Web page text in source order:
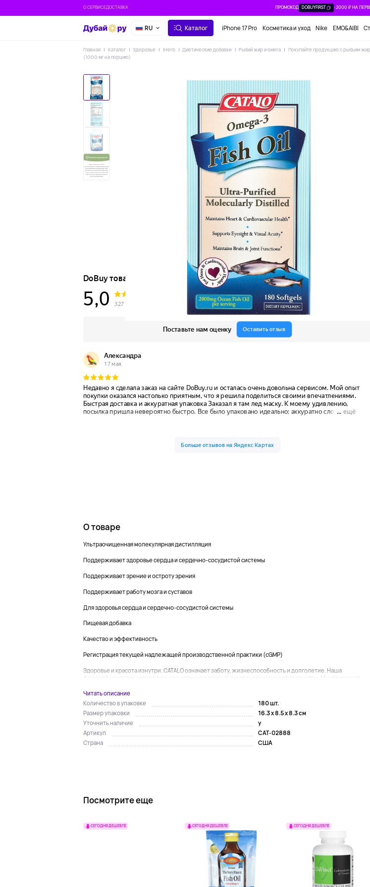
О СЕРВИСЕДОСТАВКА ПРОМОКОД DOBUYFIRST -2000 ₽ НА
RU Каталог iPhone 17 Pro Косметика и уход Nike EMO&AIBI
Главная Каталог Здоровье IHerb Диетические добавки Рыбий жир и омега Покупайте продукцию с рыбьим
(1000 мг на порцию)
О товаре
Ультраочищенная молекулярная дистилляция
Поддерживает здоровье сердца и сердечно-сосудистой системы
Поддерживает зрение и остроту зрения
Поддерживает работу мозга и суставов
Для здоровья сердца и сердечно-сосудистой системы
Пищевая добавка
Качество и эффективность
Регистрация текущей надлежащей производственной практики (cGMP)
Здоровье и красота изнутри. CATALO означает заботу, жизнеспособность и долголетие. Наша
философия заключается в том, что истинное здоровье и красота излучаются изнутри. Мы стремимся...
Читать описание
Количество в упаковке
180 шт.
Размер упаковки
16.3 x 8.5 x 8.3 см
Уточнить наличие
y
Артикул
CAT-02888
Страна
США
Посмотрите еще
СЕГОДНЯ ДЕШЕВЛЕ СЕГОДНЯ ДЕШЕВЛЕ СЕГОДНЯ ДЕШЕВЛЕ